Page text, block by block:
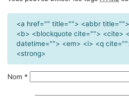
<a href="" title=""> <abbr
<b> <blockquote cite=""> <cite>
datetime=""> <em> <i> <q
<strong>
Nom *